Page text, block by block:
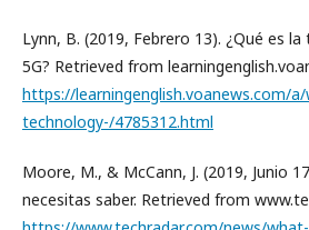
Lynn, B. (2019, Febrero 13). ¿Qué es
5G? Retrieved from
https://learningenglish.voanews.com/
technology-/4785312.html
Moore, M., & McCann, J. (2019, Junio
necesitas saber. Retrieved from